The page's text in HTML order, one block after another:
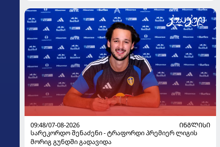
09:48/07-08-2026
ᲘᲜᲒᲚᲘᲡᲘ
სარეკორდო შენაძენი - ტრაფორდი პრემიერ ლიგის
მორიგ გუნდში გადავიდა